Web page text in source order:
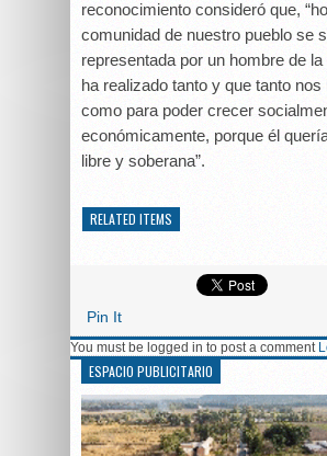
reconocimiento consideró que,
comunidad de nuestro pueblo se
representada por un hombre de la
ha realizado tanto y que tanto nos
como para poder crecer
económicamente, porque él
libre y soberana”.
RELATED ITEMS
Pin It
You must be logged in to post a comment
ESPACIO PUBLICITARIO